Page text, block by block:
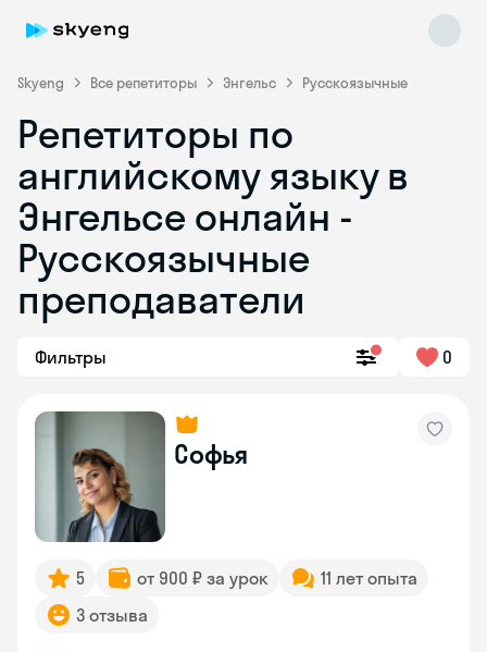
Skyeng Все репетиторы Энгельс Русскоязычные
Репетиторы по
английскому языку в
Энгельсе онлайн -
Русскоязычные
преподаватели
Фильтры 0
Софья
5 от 900 ₽ за урок
11 лет опыта
3 отзыва
online